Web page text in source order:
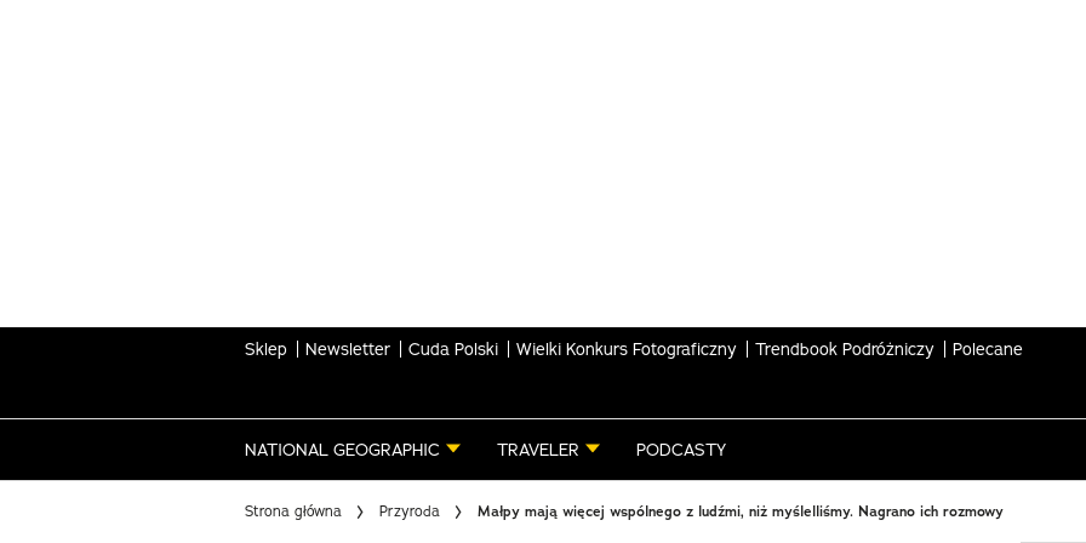
Sklep Newsletter Cuda Polski Wielki Konkurs Fotograficzny Trendbook Podróżniczy Polecane
NATIONAL GEOGRAPHIC TRAVELER PODCASTY
Strona główna Przyroda Małpy mają więcej wspólnego z ludźmi, niż myślelliśmy. Nagrano ich rozmowy